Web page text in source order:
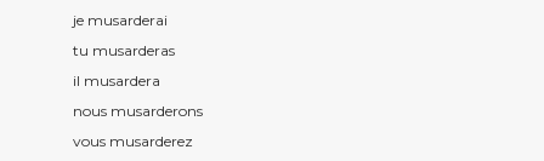
je musarderai
tu musarderas
il musardera
nous musarderons
vous musarderez